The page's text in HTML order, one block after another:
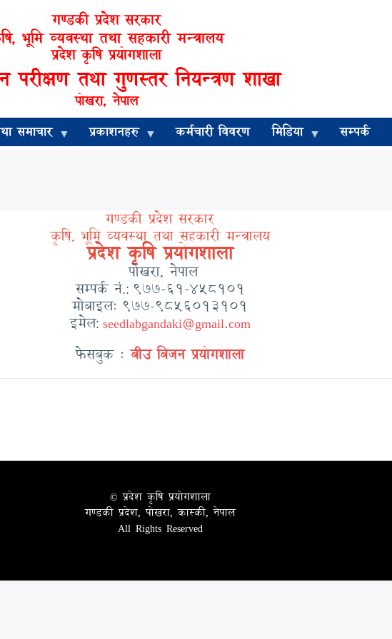
गण्डकी प्रदेश सरकार
भूमि व्यवस्था तथा सहकारी मन्त्रालय
प्रदेश कृषि प्रयोगशाला
परीक्षण तथा गुणस्तर नियन्त्रण शाखा
पोखरा, नेपाल
समाचार प्रकाशनहरु कर्मचारी विवरण मिडिया सम्पर्क
गण्डकी प्रदेश सरकार
कृषि, भूमि व्यवस्था तथा सहकारी मन्त्रालय
प्रदेश कृषि प्रयोगशाला
पोखरा, नेपाल
सम्पर्क नं.: ९७७-६१-४५८१०१
मोबाइल: ९७७-९८५६०१३१०१
इमेल: seedlabgandaki@gmail.com
फेसबुक :बीउ बिजन प्रयोगशाला
© प्रदेश कृषि प्रयोगशाला
गण्डकी प्रदेश, पोखरा, कास्की, नेपाल
All Rights Reserved